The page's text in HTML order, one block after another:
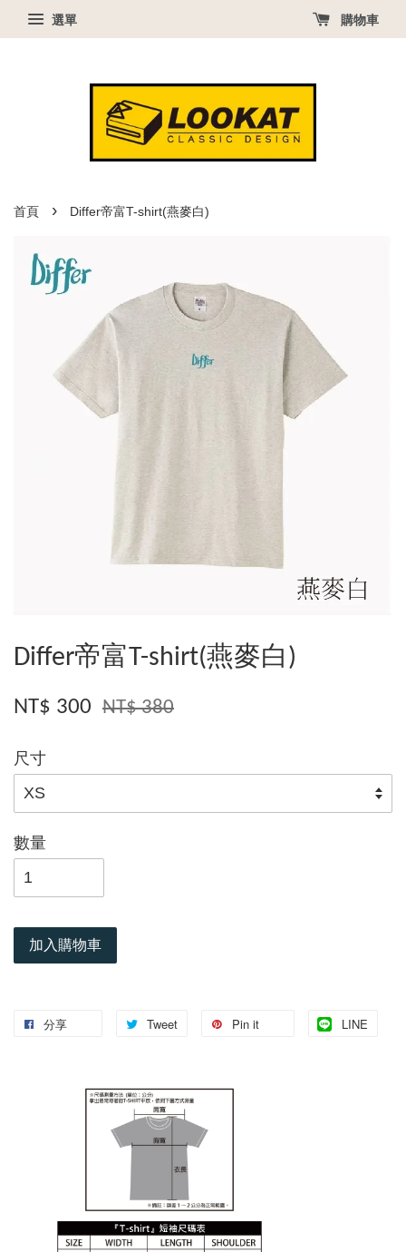
選單 購物車
首頁 › Differ帝富T-shirt(燕麥白)
Differ帝富T-shirt(燕麥白)
NT$ 300 NT$ 380
尺寸
數量
加入購物車
分享 Tweet Pin it LINE